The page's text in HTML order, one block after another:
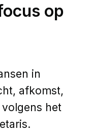
op
in
afkomst,
het